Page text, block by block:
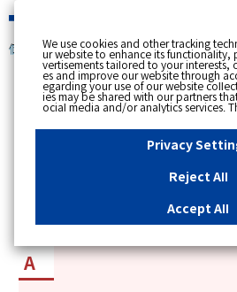
個人のお客さま
[ トップへ戻る ]
カテゴリー表示
公開日時 : 2025/07/23 10:40
myTOKYOGASの料金・月
があるのはなぜか知りたい
We use cookies and other tracking
ur website to enhance its
vertisements tailored to your interests,
es and improve our website through
egarding your use of our website
ies may be shared with our partners
ocial media and/or analytics services.
bine the data shared by us with other
ded to them or that they have
ervices or other websites to analyse
ts delivered to you by businesses other
essary Cookies, please click "Reject
of all Cookies, please click "Accept All".
u can change your consent or rejection
"Privacy Settings"button on
our browser's "Settings". For more
site, please refer to the link below.
y
Privacy
Reject All
Accept All